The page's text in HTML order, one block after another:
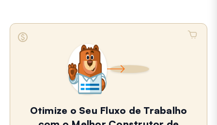
Otimize o Seu Fluxo de Trabalho